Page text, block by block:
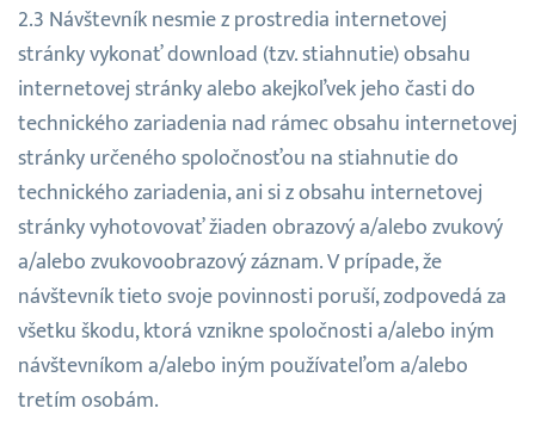
Návštevník nesmie z prostredia internetovej
stránky vykonať download (tzv. stiahnutie) obsahu
internetovej stránky alebo akejkoľvek jeho časti do
technického zariadenia nad rámec obsahu internetovej
stránky určeného spoločnosťou na stiahnutie do
technického zariadenia, ani si z obsahu internetovej
stránky vyhotovovať žiaden obrazový a/alebo zvukový
a/alebo zvukovoobrazový záznam. V prípade, že
návštevník tieto svoje povinnosti poruší, zodpovedá za
všetku škodu, ktorá vznikne spoločnosti a/alebo iným
návštevníkom a/alebo iným používateľom a/alebo
tretím osobám.